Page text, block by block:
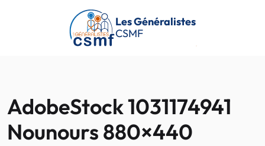
Passer au contenu principal
Les Généralistes
CSMF
AdobeStock 1031174941
Nounours 880×440